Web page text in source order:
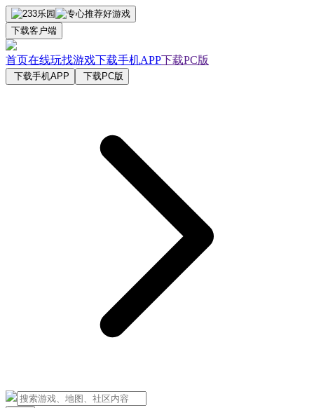
下载客户端
首页在线玩找游戏下载手机APP下载PC版
下载手机APP 下载PC版